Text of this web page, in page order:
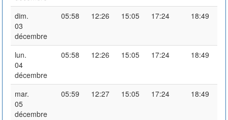
dim.
03
décembre
05:58 12:26 15:05 17:24 18:49
lun.
04
décembre
05:58 12:26 15:05 17:24 18:49
mar.
05
décembre
05:59 12:27 15:05 17:24 18:49